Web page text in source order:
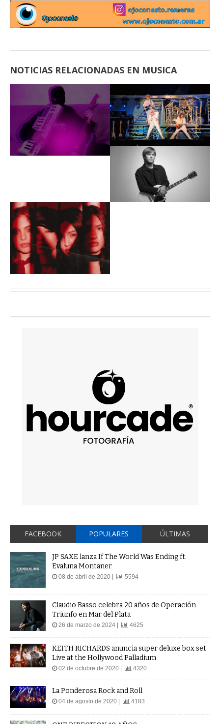
NOTICIAS RELACIONADAS EN MUSICA
FACEBOOK POPULARES ÚLTIMAS
JP SAXE lanza If The World Was Ending ft.
Evaluna Montaner
08 de abril de 2020 | 5594
Claudio Basso celebra 20 años de Operación
Triunfo en Mar del Plata
26 de marzo de 2024 | 4625
KEITH RICHARDS anuncia super deluxe box set
Live at the Hollywood Palladium
02 de octubre de 2020 | 4320
La Ponderosa Rock and Roll
04 de agosto de 2020 | 4183